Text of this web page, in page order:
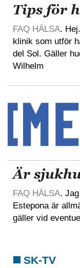
Tips för
FAQ HÄLSA.
klinik som utför
del Sol. Gäller
Wilhelm
Är
FAQ HÄLSA.
Estepona är
gäller vid
SK-TV